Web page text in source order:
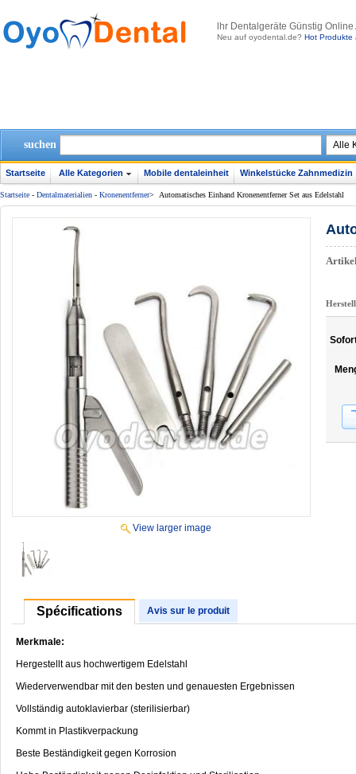
lhr Dentalgeräte Günstig
Neu auf oyodental.de? Hot Produkte
suchen
Startseite Alle Kategorien Mobile dentaleinheit Winkelstücke Zahnmedizin
Startseite - Dentalmaterialien - Kronenentferner> Automatisches Einhand Kronenentferner Set aus Edelstahl
View larger image
Spécifications Avis sur le produit
Merkmale:
Hergestellt aus hochwertigem Edelstahl
Wiederverwendbar mit den besten und genauesten Ergebnissen
Vollständig autoklavierbar (sterilisierbar)
Kommt in Plastikverpackung
Beste Beständigkeit gegen Korrosion